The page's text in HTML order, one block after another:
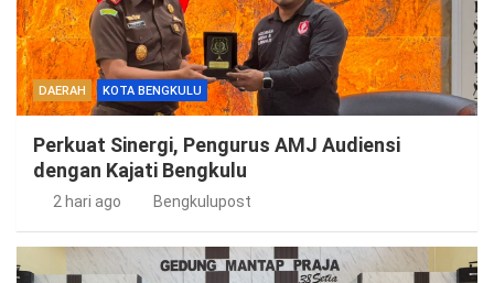
DAERAH KOTA BENGKULU
Perkuat Sinergi, Pengurus AMJ Audiensi
dengan Kajati Bengkulu
2 hari ago Bengkulupost